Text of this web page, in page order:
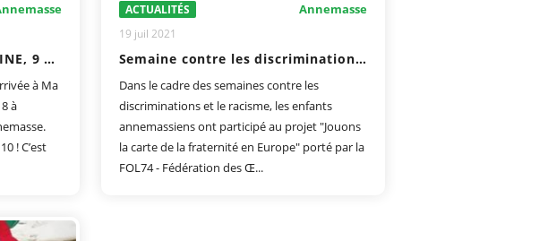
Parcours de réussite • MEDINE, 9 ans
à Ma
à
! C’est
ACTUALITÉS Annemasse
19 juil 2021
Semaine contre les discriminations et le racisme
Dans le cadre des semaines contre les
discriminations et le racisme, les enfants
annemassiens ont participé au projet "Jouons
la carte de la fraternité en Europe" porté par la
FOL74 - Fédération des Œ...